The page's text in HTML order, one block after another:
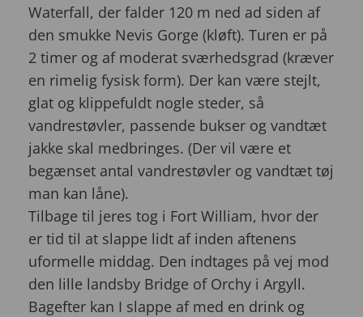
Waterfall, der falder 120 m ned ad siden af
den smukke Nevis Gorge (kløft). Turen er på
2 timer og af moderat sværhedsgrad (kræver
en rimelig fysisk form). Der kan være stejlt,
glat og klippefuldt nogle steder, så
vandrestøvler, passende bukser og vandtæt
jakke skal medbringes. (Der vil være et
begænset antal vandrestøvler og vandtæt tøj
man kan låne).
Tilbage til jeres tog i Fort William, hvor der
er tid til at slappe lidt af inden aftenens
uformelle middag. Den indtages på vej mod
den lille landsby Bridge of Orchy i Argyll.
Bagefter kan I slappe af med en drink og